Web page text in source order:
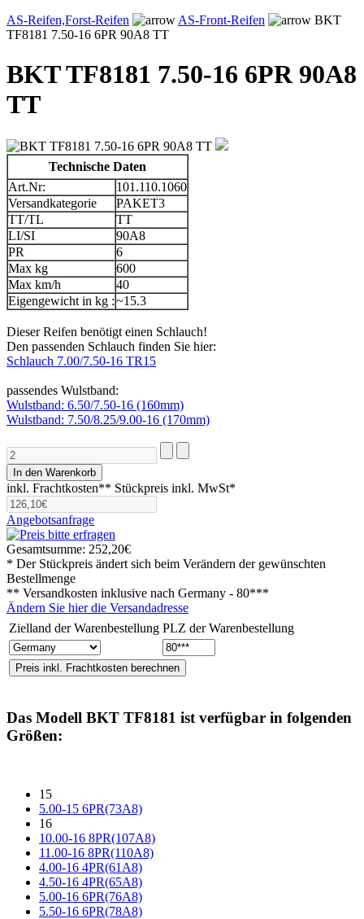
AS-Reifen,Forst-Reifen
AS-Front-Reifen
BKT
TF8181 7.50-16 6PR 90A8 TT
BKT TF8181 7.50-16 6PR 90A8
TT
Technische Daten
Art.Nr:
101.110.1060
Versandkategorie
PAKET3
TT/TL
TT
LI/SI
90A8
PR
6
Max kg
600
Max km/h
40
Eigengewicht in kg :~15.3
Dieser Reifen benötigt einen Schlauch!
Den passenden Schlauch finden Sie hier:
Schlauch 7.00/7.50-16 TR15
passendes Wulstband:
Wulstband: 6.50/7.50-16 (160mm)
Wulstband: 7.50/8.25/9.00-16 (170mm)
inkl. Frachtkosten** Stückpreis inkl. MwSt*
Angebotsanfrage
Gesamtsumme: 252,20€
* Der Stückpreis ändert sich beim Verändern der gewünschten
Bestellmenge
** Versandkosten inklusive nach Germany - 80***
Ändern Sie hier die Versandadresse
Zielland der Warenbestellung PLZ der Warenbestellung
Das Modell BKT TF8181 ist verfügbar in folgenden
Größen:
15
5.00-15 6PR(73A8)
16
10.00-16 8PR(107A8)
11.00-16 8PR(110A8)
4.00-16 4PR(61A8)
4.50-16 4PR(65A8)
5.00-16 6PR(76A8)
5.50-16 6PR(78A8)